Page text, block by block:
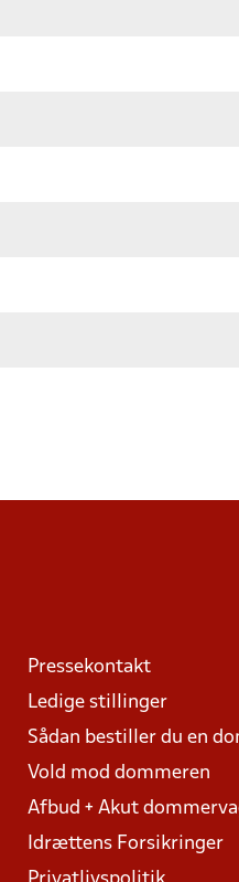
Pressekontakt
Ledige stillinger
Sådan bestiller du en
Vold mod dommeren
Afbud + Akut
Idrættens Forsikringer